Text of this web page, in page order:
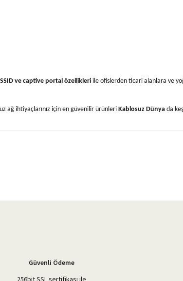
ve captive portal özellikleriile ofislerden ticari alanlara ve
ağ ihtiyaçlarınız için en güvenilir ürünleri Kablosuz Dünya da
Güvenli Ödeme
256bit SSL sertifikası ile